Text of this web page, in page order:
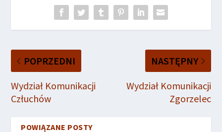
POPRZEDNI
Wydział Komunikacji
Człuchów
NASTĘPNY
Wydział Komunikacji
Zgorzelec
POWIĄZANE POSTY